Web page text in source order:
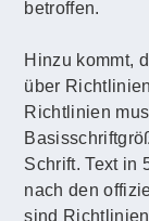
betroffen.
Hinzu kommt,
über
Richtlinien
Schrift. Text in
nach den
sind